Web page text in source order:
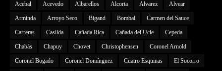
Acebal Acevedo Albarellos Alcorta Alvarez Alvear
Arminda Arroyo Seco Bigand Bombal Carmen del Sauce
Carreras Casilda Cañada Rica Cañada del Ucle Cepeda
Chabás Chapuy Chovet Christophensen Coronel Arnold
Coronel Bogado Coronel Domínguez Cuatro Esquinas El Socorro